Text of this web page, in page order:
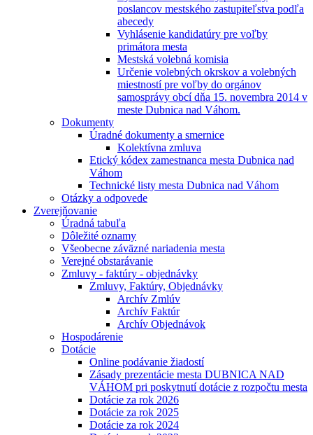
poslancov mestského zastupiteľstva podľa
abecedy
Vyhlásenie kandidatúry pre voľby
primátora mesta
Mestská volebná komisia
Určenie volebných okrskov a volebných
miestností pre voľby do orgánov
samosprávy obcí dňa 15. novembra 2014 v
meste Dubnica nad Váhom.
Dokumenty
Úradné dokumenty a smernice
Kolektívna zmluva
Etický kódex zamestnanca mesta Dubnica nad
Váhom
Technické listy mesta Dubnica nad Váhom
Otázky a odpovede
Zverejňovanie
Úradná tabuľa
Dôležité oznamy
Všeobecne záväzné nariadenia mesta
Verejné obstarávanie
Zmluvy - faktúry - objednávky
Zmluvy, Faktúry, Objednávky
Archív Zmlúv
Archív Faktúr
Archív Objednávok
Hospodárenie
Dotácie
Online podávanie žiadostí
Zásady prezentácie mesta DUBNICA NAD
VÁHOM pri poskytnutí dotácie z rozpočtu mesta
Dotácie za rok 2026
Dotácie za rok 2025
Dotácie za rok 2024